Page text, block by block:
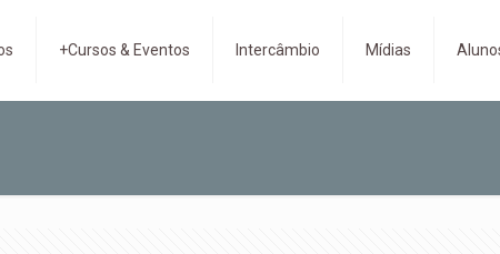
+Cursos & Eventos Intercâmbio Mídias